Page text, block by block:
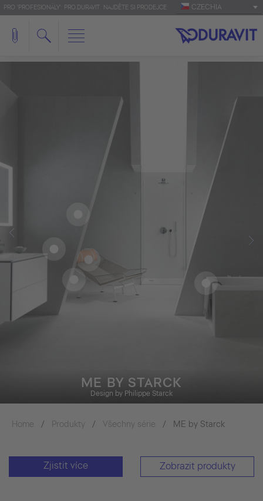
PRO 'PROFESIONÁLY': PRO.DURAVIT NAJDĚTE SI PRODEJCE CZECHIA
Home Produkty Všechny série ME by Starck
Zjistit více Zobrazit produkty